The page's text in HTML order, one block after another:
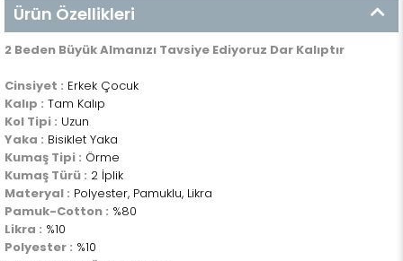
Ürün Özellikleri
2 Beden Büyük Almanızı Tavsiye Ediyoruz Dar Kalıptır
Cinsiyet : Erkek Çocuk
Kalıp : Tam Kalıp
Kol Tipi : Uzun
Yaka : Bisiklet Yaka
Kumaş Tipi : Örme
Kumaş Türü : 2 İplik
Materyal : Polyester, Pamuklu, Likra
Pamuk-Cotton : %80
Likra : %10
Polyester : %10